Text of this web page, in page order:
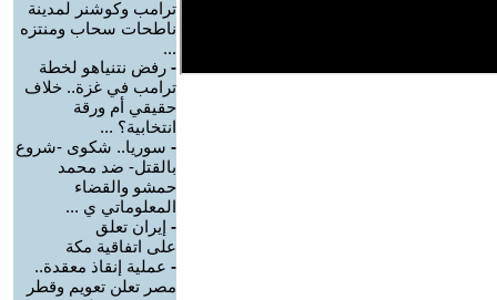
ترامب وكوشنر لمدينة
ناطحات سحاب ومنتزه
...
- رفض نتنياهو لخطة
ترامب في غزة.. خلاف
حقيقي أم ورقة
انتخابية؟ ...
- سوريا.. شكوى -شروع
بالقتل- ضد محمد
حمشو والقضاء
المعلوماتي ي ...
- إيران تعلق
على اتفاقية مكة
- عملية إنقاذ معقدة..
مصر تعلن تعويم وقطر